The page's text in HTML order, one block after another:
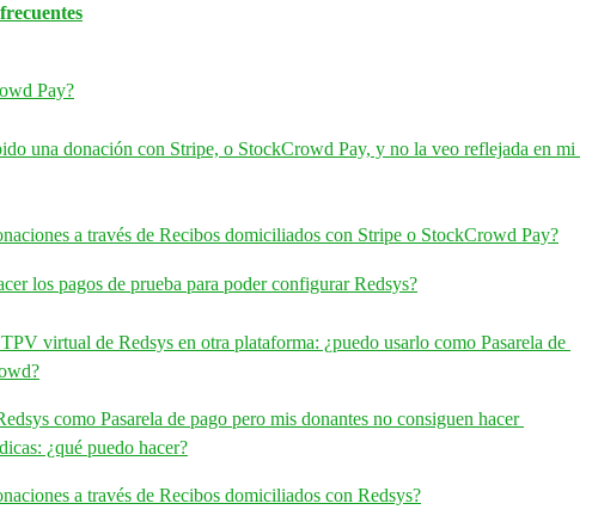
Pay?
una donación con Stripe, o StockCrowd Pay, y no la veo reflejada en mi
a través de Recibos domiciliados con Stripe o StockCrowd Pay?
los pagos de prueba para poder configurar Redsys?
virtual de Redsys en otra plataforma: ¿puedo usarlo como Pasarela de
como Pasarela de pago pero mis donantes no consiguen hacer
¿qué puedo hacer?
a través de Recibos domiciliados con Redsys?